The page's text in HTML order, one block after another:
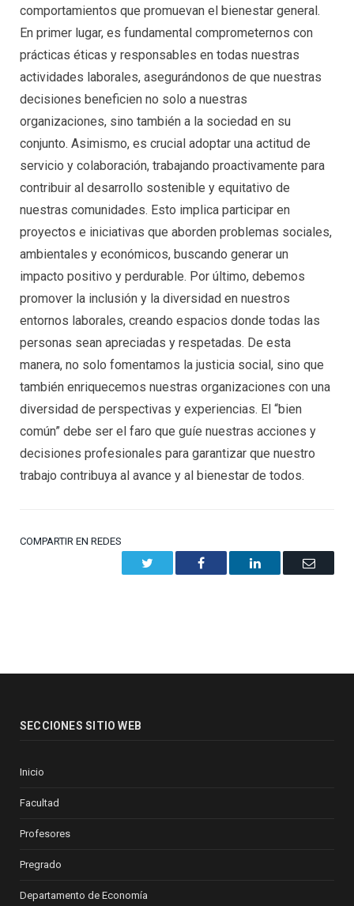
comportamientos que promuevan el bienestar general.
En primer lugar, es fundamental comprometernos con
prácticas éticas y responsables en todas nuestras
actividades laborales, asegurándonos de que nuestras
decisiones beneficien no solo a nuestras
organizaciones, sino también a la sociedad en su
conjunto. Asimismo, es crucial adoptar una actitud de
servicio y colaboración, trabajando proactivamente para
contribuir al desarrollo sostenible y equitativo de
nuestras comunidades. Esto implica participar en
proyectos e iniciativas que aborden problemas sociales,
ambientales y económicos, buscando generar un
impacto positivo y perdurable. Por último, debemos
promover la inclusión y la diversidad en nuestros
entornos laborales, creando espacios donde todas las
personas sean apreciadas y respetadas. De esta
manera, no solo fomentamos la justicia social, sino que
también enriquecemos nuestras organizaciones con una
diversidad de perspectivas y experiencias. El “bien
común” debe ser el faro que guíe nuestras acciones y
decisiones profesionales para garantizar que nuestro
trabajo contribuya al avance y al bienestar de todos.
COMPARTIR EN REDES
Facebook LinkedIn Email
SECCIONES SITIO WEB
Inicio
Facultad
Profesores
Pregrado
Departamento de Economía